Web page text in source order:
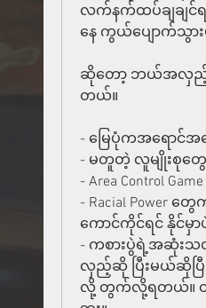
လက်နက်ထပ်ချချင်
နေ ကွယ်ပျောက်သွား
ဆိုတော့ ဘယ်အလှည့်မှ
တယ်။
- မြေပုံကအရောင်
- မတူတဲ့ လူမျိုးစုတွ
- Area Control
- Racial
ကောင်ကိုင်ရင် နိုင်မှ
- ကစားပွဲရဲ့အဆုံး
လှည့်ဆို ပြီးမယ်ဆိုပ
လို့ တွက်လို့ရတယ်။ တစ်